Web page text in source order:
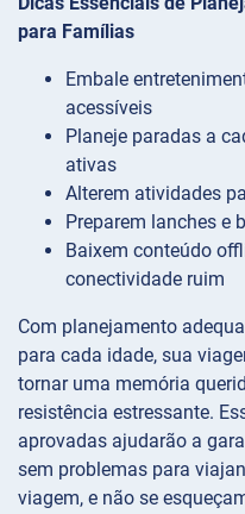
para Famílias
Embale
acessíveis
Planeje paradas a
ativas
Alterem atividades
Preparem lanches e
Baixem conteúdo
conectividade ruim
Com planejamento
para cada idade, sua
tornar uma memória
resistência estressante.
aprovadas ajudarão a
sem problemas para
viagem, e não se